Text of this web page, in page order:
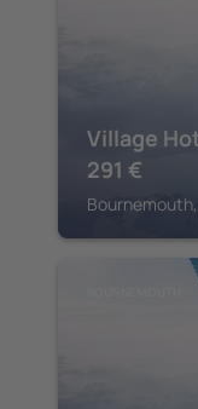
Village
291 €